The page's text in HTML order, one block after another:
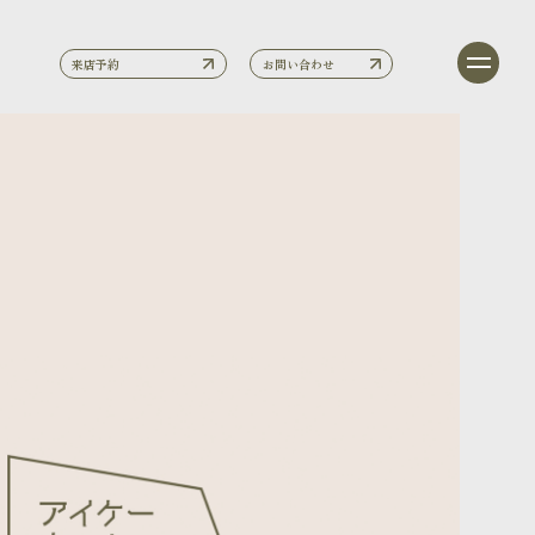
来店予約 お問い合わせ